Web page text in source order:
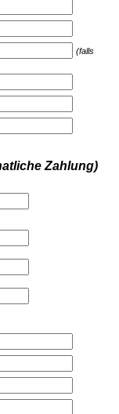
(falls
Zahlung)